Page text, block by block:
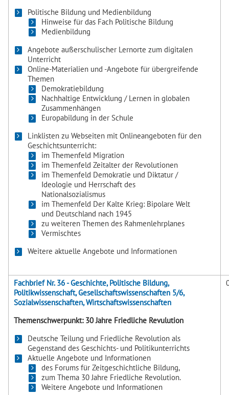
Politische Bildung und Medienbildung
Hinweise für das Fach Politische Bildung
Medienbildung
Angebote außerschulischer Lernorte zum digitalen
Unterricht
Online-Materialien und -Angebote für übergreifende
Themen
Demokratiebildung
Nachhaltige Entwicklung / Lernen in globalen
Zusammenhängen
Europabildung in der Schule
Linklisten zu Webseiten mit Onlineangeboten für den
Geschichtsunterricht:
im Themenfeld Migration
im Themenfeld Zeitalter der Revolutionen
im Themenfeld Demokratie und Diktatur /
Ideologie und Herrschaft des
Nationalsozialismus
im Themenfeld Der Kalte Krieg: Bipolare Welt
und Deutschland nach 1945
zu weiteren Themen des Rahmenlehrplanes
Vermischtes
Weitere aktuelle Angebote und Informationen
Fachbrief Nr. 36 - Geschichte, Politische Bildung,
Politikwissenschaft, Gesellschaftswissenschaften 5/6,
Sozialwissenschaften, Wirtschaftswissenschaften
Themenschwerpunkt: 30 Jahre Friedliche Revulution
Deutsche Teilung und Friedliche Revolution als
Gegenstand des Geschichts- und Politikunterrichts
Aktuelle Angebote und Informationen
des Forums für Zeitgeschichtliche Bildung,
zum Thema 30 Jahre Friedliche Revolution.
Weitere Angebote und Informationen